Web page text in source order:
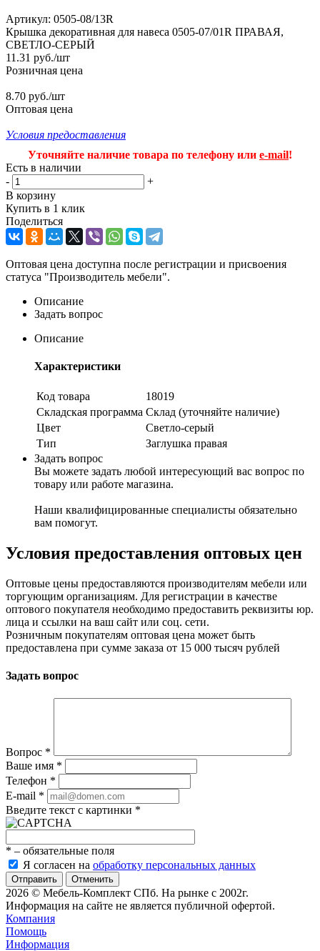
Артикул: 0505-08/13R
Крышка декоративная для навеса 0505-07/01R ПРАВАЯ,
СВЕТЛО-СЕРЫЙ
11.31 руб./шт
Розничная цена
8.70 руб./шт
Оптовая цена
Условия предоставления
Уточняйте наличие товара по телефону или e-mail!
Есть в наличии
-
+
В корзину
Купить в 1 клик
Поделиться
Оптовая цена доступна после регистрации и присвоения
статуса "Производитель мебели".
Описание
Задать вопрос
Описание
Характеристики
Код товара
18019
Складская программа Склад (уточняйте наличие)
Цвет
Светло-серый
Тип
Заглушка правая
Задать вопрос
Вы можете задать любой интересующий вас вопрос по
товару или работе магазина.
Наши квалифицированные специалисты обязательно
вам помогут.
Условия предоставления оптовых цен
Оптовые цены предоставляются производителям мебели или
торгующим организациям. Для регистрации в качестве
оптового покупателя необходимо предоставить реквизиты юр.
лица и ссылки на ваш сайт или соц. сети.
Розничным покупателям оптовая цена может быть
предоставлена при сумме заказа от 15 000 тысяч рублей
Задать вопрос
Вопрос *
Ваше имя *
Телефон *
E-mail *
Введите текст с картинки *
* – обязательные поля
Я согласен на обработку персональных данных
Отменить
2026 © Мебель-Комплект СПб. На рынке с 2002г.
Информация на сайте не является публичной офертой.
Компания
Помощь
Информация